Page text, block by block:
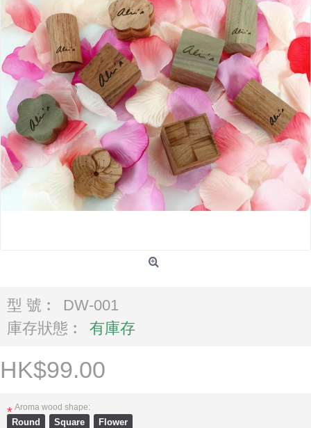
型 號︰
DW-001
庫存狀態︰
有庫存
HK$99.00
* Aroma wood shape:
Round Square Flower